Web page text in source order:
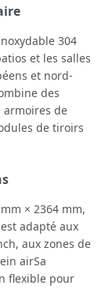
304
et les salles
et nord-
des
armoires de
de tiroirs
× 2364 mm,
adapté aux
aux zones de
airSa
flexible pour